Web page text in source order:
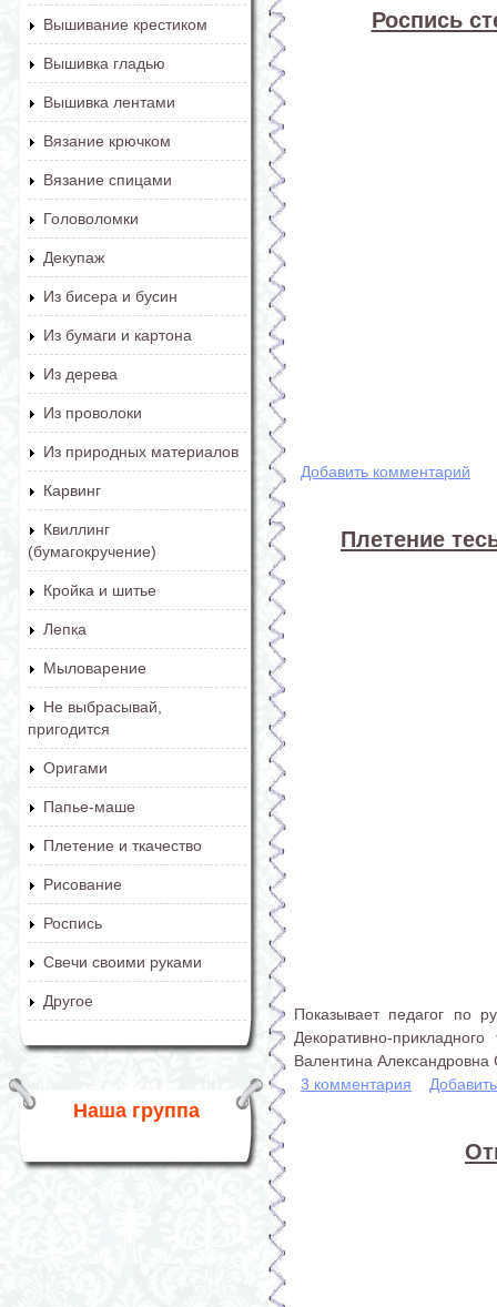
Вышивание крестиком
Вышивка гладью
Вышивка лентами
Вязание крючком
Вязание спицами
Головоломки
Декупаж
Из бисера и бусин
Из бумаги и картона
Из дерева
Из проволоки
Из природных материалов
Карвинг
Квиллинг
(бумагокручение)
Кройка и шитье
Лепка
Мыловарение
Не выбрасывай,
пригодится
Оригами
Папье-маше
Плетение и ткачество
Рисование
Роспись
Свечи своими руками
Другое
Наша группа
Роспись
Добавить комментарий
Плетение
Показывает педагог по
Декоративно-
Валентина Александровна
3 комментария